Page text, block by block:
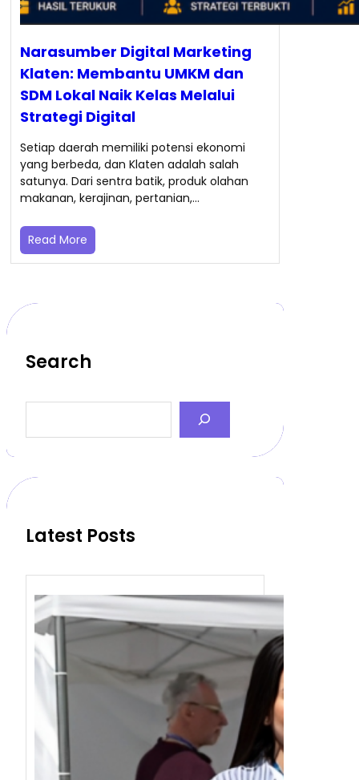
Narasumber Digital Marketing
Klaten: Membantu UMKM dan
SDM Lokal Naik Kelas Melalui
Strategi Digital
Setiap daerah memiliki potensi ekonomi
yang berbeda, dan Klaten adalah salah
satunya. Dari sentra batik, produk olahan
makanan, kerajinan, pertanian,…
Read More
Search
a
c
Latest Posts